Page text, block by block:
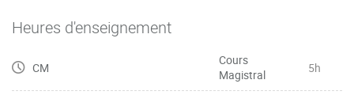
Heures d'enseignement
CM
Cours
Magistral
5h